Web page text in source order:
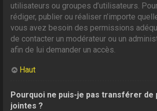
utilisateurs ou groupes d’utilisateurs.
rédiger, publier ou réaliser n’importe
vous avez besoin des permissions
de contacter un modérateur ou un
afin de lui demander un accès.
Haut
Pourquoi ne puis-je pas transférer de
jointes ?